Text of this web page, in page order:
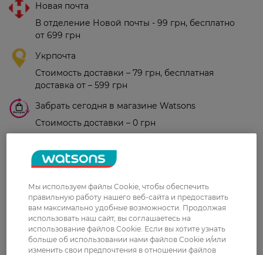
Новая почта
В отделение Новой почты - 99 грн, бесплатно
от 699 грн
Укрпочта
Стоимость доставки – 79 грн, бесплатная
доставка от – 599 грн
Забрать сегодня в магазине Watsons
Стоимость доставки – 0 грн
Оплата
Оплата картой
Послеоплата
Показать больше
Мы используем файлы Cookie, чтобы обеспечить
правильную работу нашего веб-сайта и предоставить
вам максимально удобные возможности. Продолжая
использовать наш сайт, вы соглашаетесь на
использование файлов Cookie. Если вы хотите узнать
больше об использовании нами файлов Cookie и/или
изменить свои предпочтения в отношении файлов